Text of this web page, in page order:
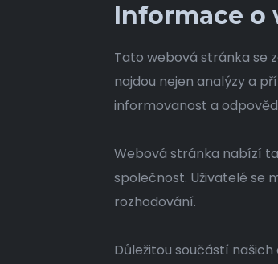
Informace o
Tato webová stránka se
najdou nejen analýzy a
informovanost a
Webová stránka nabízí
společnost. Uživatelé se
rozhodování.
Důležitou součástí